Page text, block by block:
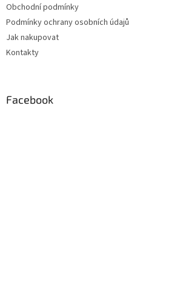
Obchodní podmínky
Podmínky ochrany osobních údajů
Jak nakupovat
Kontakty
Facebook